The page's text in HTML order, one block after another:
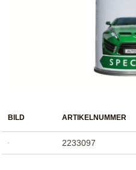
BILD ARTIKELNUMMER
2233097